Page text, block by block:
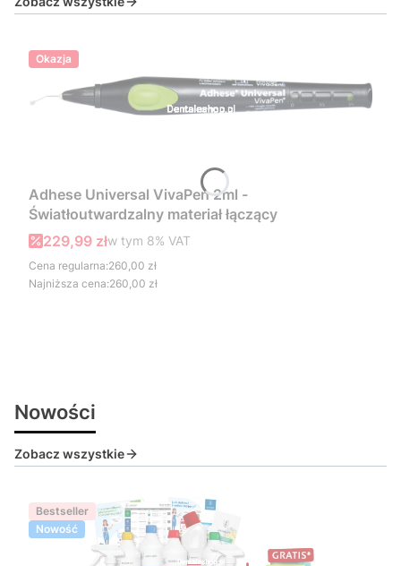
Okazja
Adhese Universal VivaPen 2ml -
Światłoutwardzalny materiał łączący
Cena promocyjna brutto
229,99 złw tym %s VAT
w tym 8% VAT
Cena regularna:260,00 zł
Najniższa cena:260,00 zł
Nowości
Zobacz wszystkie
Bestseller
Nowość